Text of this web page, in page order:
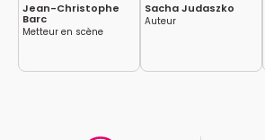
Jean-Christophe
Barc
Metteur en scène
Sacha Judaszko
Auteur